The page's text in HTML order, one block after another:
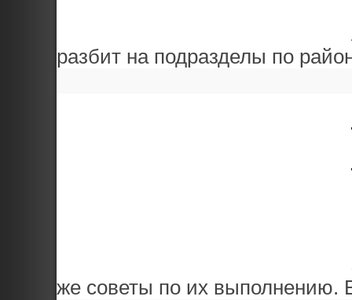
разбит на подразделы по
же советы по их выполнению.